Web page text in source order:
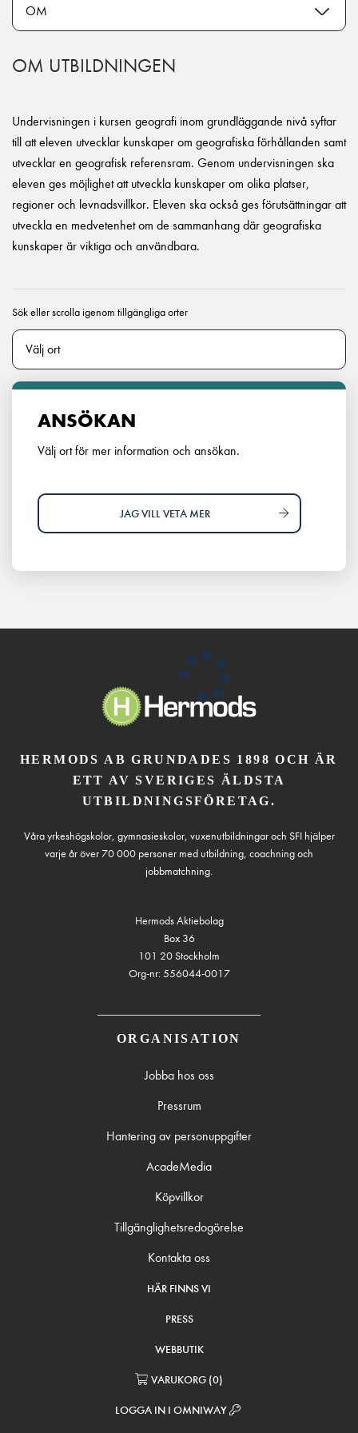
OM UTBILDNINGEN
Undervisningen i kursen geografi inom grundläggande nivå syftar
till att eleven utvecklar kunskaper om geografiska förhållanden samt
utvecklar en geografisk referensram. Genom undervisningen ska
eleven ges möjlighet att utveckla kunskaper om olika platser,
regioner och levnadsvillkor. Eleven ska också ges förutsättningar att
utveckla en medvetenhet om de sammanhang där geografiska
kunskaper är viktiga och användbara.
Sök eller scrolla igenom tillgängliga orter
ANSÖKAN
Välj ort för mer information och ansökan.
JAG VILL VETA MER
HERMODS AB GRUNDADES 1898 OCH ÄR
ETT AV SVERIGES ÄLDSTA
UTBILDNINGSFÖRETAG.
Våra yrkeshögskolor, gymnasieskolor, vuxenutbildningar och SFI hjälper
varje år över 70 000 personer med utbildning, coachning och
jobbmatchning.
Hermods Aktiebolag
Box 36
101 20 Stockholm
Org-nr: 556044-0017
ORGANISATION
Jobba hos oss
Pressrum
Hantering av personuppgifter
AcadeMedia
Köpvillkor
Tillgänglighetsredogörelse
Kontakta oss
HÄR FINNS VI
PRESS
WEBBUTIK
VARUKORG (0)
LOGGA IN I OMNIWAY